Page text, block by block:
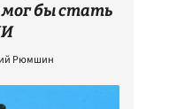
бы стать
Рюмшин